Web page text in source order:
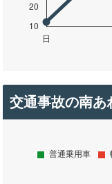
交通事故の南あ